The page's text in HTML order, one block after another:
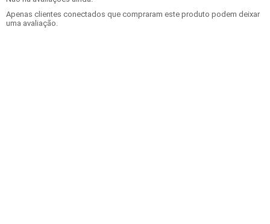
Apenas clientes conectados que compraram este produto podem deixar
uma avaliação.